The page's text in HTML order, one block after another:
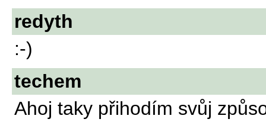
redyth
:-)
techem
Ahoj taky přihodím svůj